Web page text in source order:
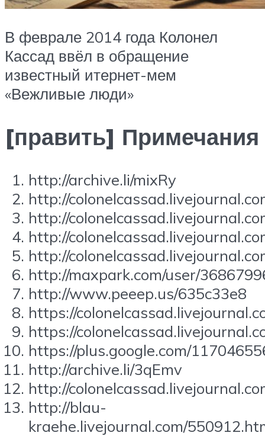
В феврале 2014 года Колонел
Кассад ввёл в обращение
известный итернет-мем
«Вежливые люди»
[править] Примечания
http://archive.li/mixRy
http://
http://
http://
http://
http://maxpark.com/user/
http://www.peeep.us/635c33e8
https://
https://
https://plus.google.com/
http://archive.li/3qEmv
http://
http://blau-
kraehe.livejournal.com/